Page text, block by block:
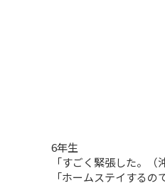
6年生
「すごく緊張した。
「ホームステイする